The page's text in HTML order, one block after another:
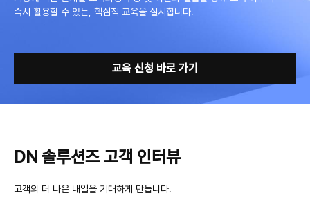
즉시 활용할 수 있는, 핵심적 교육을 실시합니다.
교육 신청 바로 가기
DN 솔루션즈 고객 인터뷰
고객의 더 나은 내일을 기대하게 만듭니다.